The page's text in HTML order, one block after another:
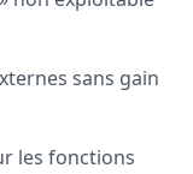
sans gain
les fonctions